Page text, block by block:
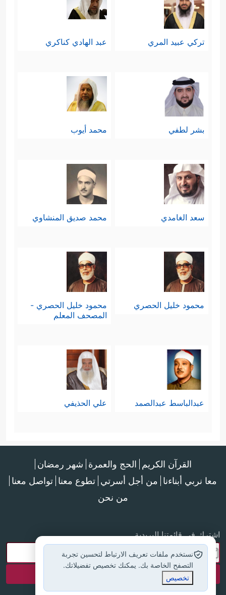
تركي عبيد المري عبد الهادي كناكري
بشر لطفي محمد أيوب
سعد الغامدي محمد صديق المنشاوي
محمود خليل الحصري
محمود خليل الحصري -
المصحف المعلم
عبدالباسط عبدالصمد علي الحذيفي
القرآن الكريم الحج والعمرة شهر رمضان
معا نربي أبناءنا من أجل أسرتي تطوع معنا تواصل معنا
من نحن
اشترك في قائمتنا البريدية
نستخدم ملفات تعريف الارتباط لتحسين تجربة
التصفح الخاصة بك. يمكنك تخصيص تفضيلاتك.
تخصيص